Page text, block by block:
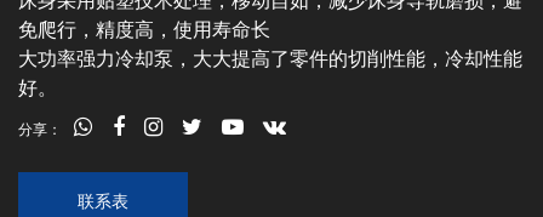
免爬行，精度高，使用寿命长
大功率强力冷却泵，大大提高了零件的切削性能，冷却性能
好。
分享：
联系表